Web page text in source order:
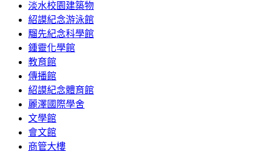
淡水校園建築物
紹謨紀念游泳館
騮先紀念科學館
鍾靈化學館
教育館
傳播館
紹謨紀念體育館
麗澤國際學舍
文學館
會文館
商管大樓